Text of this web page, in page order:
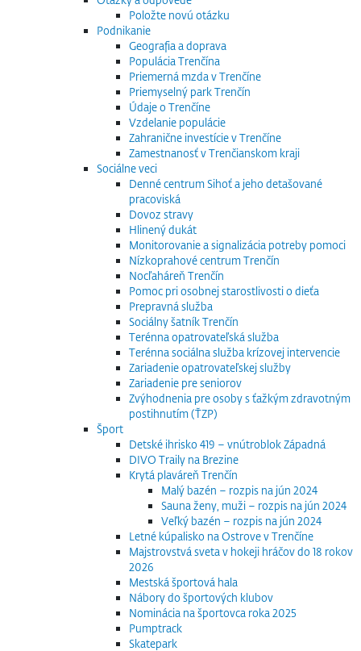
Položte novú otázku
Podnikanie
Geografia a doprava
Populácia Trenčína
Priemerná mzda v Trenčíne
Priemyselný park Trenčín
Údaje o Trenčíne
Vzdelanie populácie
Zahranične investície v Trenčíne
Zamestnanosť v Trenčianskom kraji
Sociálne veci
Denné centrum Sihoť a jeho detašované
pracoviská
Dovoz stravy
Hlinený dukát
Monitorovanie a signalizácia potreby pomoci
Nízkoprahové centrum Trenčín
Nocľaháreň Trenčín
Pomoc pri osobnej starostlivosti o dieťa
Prepravná služba
Sociálny šatník Trenčín
Terénna opatrovateľská služba
Terénna sociálna služba krízovej intervencie
Zariadenie opatrovateľskej služby
Zariadenie pre seniorov
Zvýhodnenia pre osoby s ťažkým zdravotným
postihnutím (ŤZP)
Šport
Detské ihrisko 419 – vnútroblok Západná
DIVO Traily na Brezine
Krytá plaváreň Trenčín
Malý bazén – rozpis na jún 2024
Sauna ženy, muži – rozpis na jún 2024
Veľký bazén – rozpis na jún 2024
Letné kúpalisko na Ostrove v Trenčíne
Majstrovstvá sveta v hokeji hráčov do 18 rokov
2026
Mestská športová hala
Nábory do športových klubov
Nominácia na športovca roka 2025
Pumptrack
Skatepark